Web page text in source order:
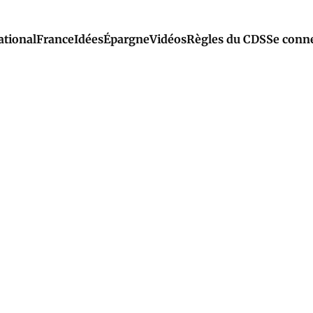
FranceIdéesÉpargneVidéosRègles du CDSSe